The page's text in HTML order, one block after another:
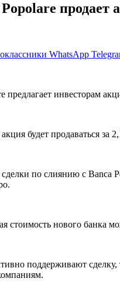
продает
WhatsApp
предлагает инвесторам
будет продаваться
по слиянию с Banca
стоимость нового банка
поддерживают